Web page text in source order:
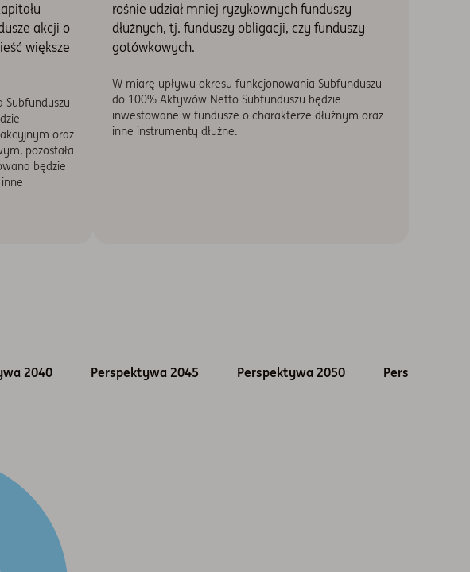
akcji o
większe
oraz
pozostała
będzie
rośnie udział mniej ryzykownych funduszy
dłużnych, tj. funduszy obligacji, czy funduszy
gotówkowych.
W miarę upływu okresu funkcjonowania Subfunduszu
do 100% Aktywów Netto Subfunduszu będzie
inwestowane w fundusze o charakterze dłużnym oraz
inne instrumenty dłużne.
2040 Perspektywa 2045 Perspektywa 2050 Perspektywa